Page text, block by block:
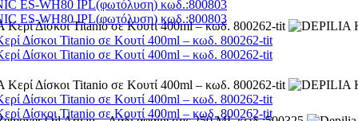
Δίσκοι Titanio σε Κουτί 400ml – κωδ. 800262-tit
Δίσκοι Titanio σε Κουτί 400ml – κωδ. 800262-tit
ES-WH80 IPL(φωτόλυση) κωδ.:800803
ES-WH80 IPL(φωτόλυση) κωδ.:800803
Δίσκοι Titanio σε Κουτί 400ml – κωδ. 800262-tit
Δίσκοι Titanio σε Κουτί 400ml – κωδ. 800262-tit